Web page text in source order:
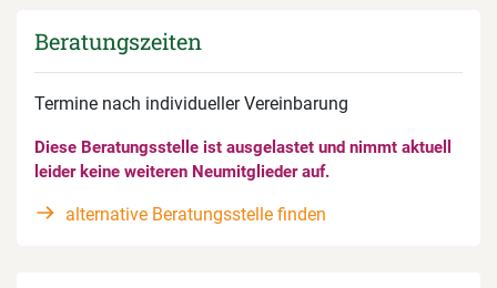
Beratungszeiten
Termine nach individueller Vereinbarung
Diese Beratungsstelle ist ausgelastet und nimmt aktuell
leider keine weiteren Neumitglieder auf.
alternative Beratungsstelle finden